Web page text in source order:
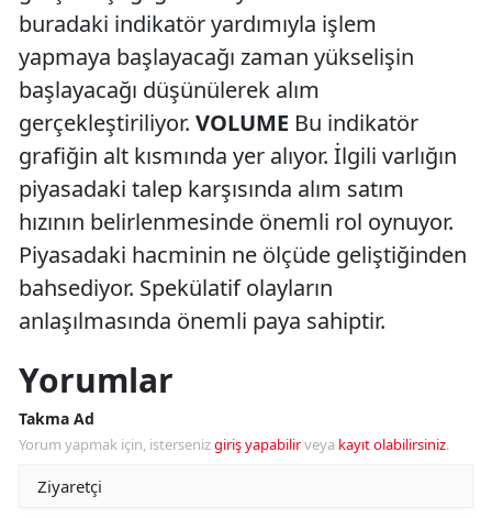
buradaki indikatör yardımıyla işlem
yapmaya başlayacağı zaman yükselişin
başlayacağı düşünülerek alım
gerçekleştiriliyor. VOLUME Bu indikatör
grafiğin alt kısmında yer alıyor. İlgili varlığın
piyasadaki talep karşısında alım satım
hızının belirlenmesinde önemli rol oynuyor.
Piyasadaki hacminin ne ölçüde geliştiğinden
bahsediyor. Spekülatif olayların
anlaşılmasında önemli paya sahiptir.
Yorumlar
Takma Ad
Yorum yapmak için, istersenizgiriş yapabilirveya kayıt olabilirsiniz.